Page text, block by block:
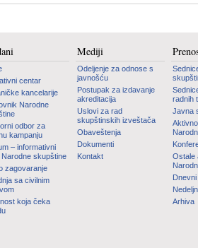
centar
kancelarije
Narodne
odbor za
kampanju
– informativni
Narodne skupštine
zagovaranje
sa civilnim
koja čeka
Mediji
Odeljenje za odnose s
javnošću
Postupak za izdavanje
akreditacija
Uslovi za rad
skupštinskih izveštača
Obaveštenja
Dokumenti
Kontakt
radnih
Javna
Ostale
Arhiva